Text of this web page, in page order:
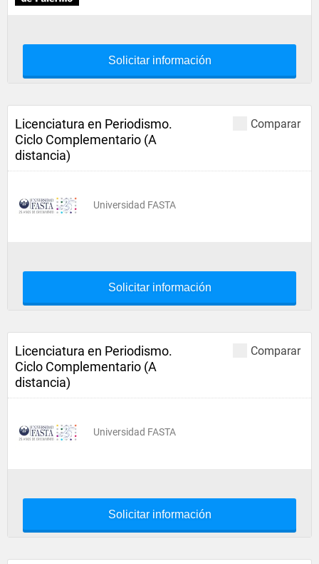
Solicitar información
Comparar
Licenciatura en Periodismo.
Ciclo Complementario (A
distancia)
Universidad FASTA
Solicitar información
Comparar
Licenciatura en Periodismo.
Ciclo Complementario (A
distancia)
Universidad FASTA
Solicitar información